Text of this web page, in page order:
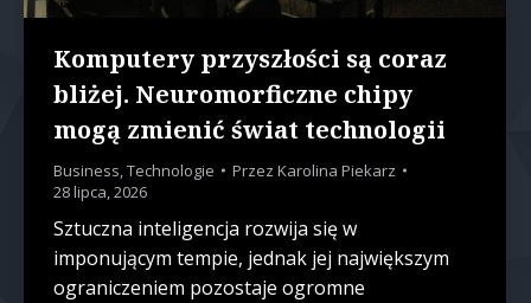
Komputery przyszłości są coraz
bliżej. Neuromorficzne chipy
mogą zmienić świat technologii
Business,Technologie Przez Karolina Piekarz
28 lipca, 2026
Sztuczna inteligencja rozwija się w
imponującym tempie, jednak jej największym
ograniczeniem pozostaje ogromne